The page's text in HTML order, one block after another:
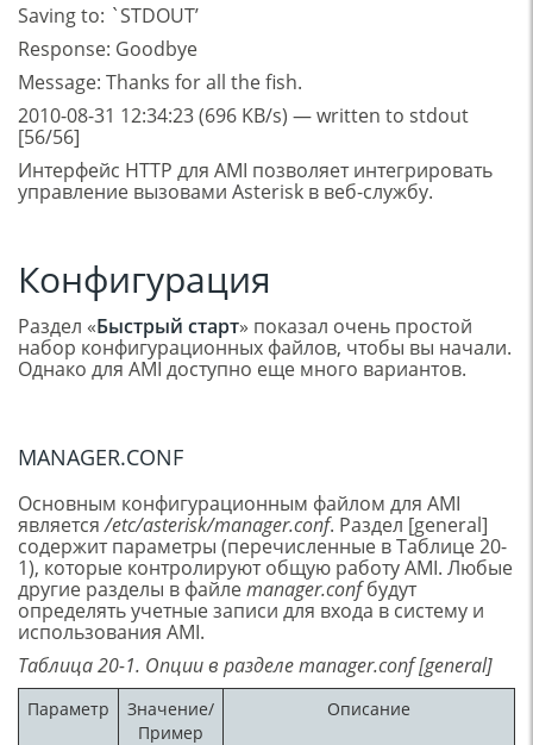
Saving to: `STDOUT’
Response: Goodbye
Message: Thanks for all the fish.
2010-08-31 12:34:23 (696 KB/s) — written to stdout
[56/56]
Интерфейс HTTP для AMI позволяет интегрировать
управление вызовами Asterisk в веб-службу.
Конфигурация
Раздел «Быстрый старт» показал очень простой
набор конфигурационных файлов, чтобы вы начали.
Однако для AMI доступно еще много вариантов.
MANAGER.CONF
Основным конфигурационным файлом для AMI
является/etc/asterisk/manager.conf. Раздел [general]
содержит параметры (перечисленные в Таблице 20-
1), которые контролируют общую работу AMI. Любые
другие разделы в файлеmanager.confбудут
определять учетные записи для входа в систему и
использования AMI.
Таблица 20-1. Опции в разделе manager.conf [general]
Параметр
Значение/
Пример
Описание